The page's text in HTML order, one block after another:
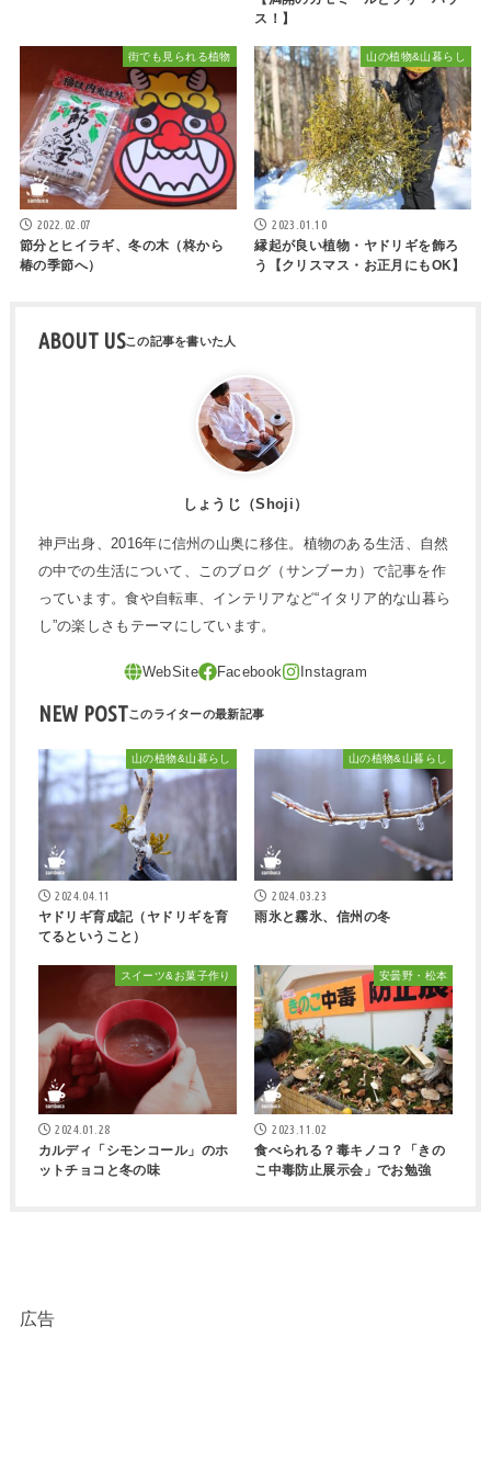
ス！】
街でも見られる植物
2022.02.07
節分とヒイラギ、冬の木（柊から
椿の季節へ）
山の植物&山暮らし
2023.01.10
縁起が良い植物・ヤドリギを飾ろ
う【クリスマス・お正月にもOK】
ABOUT US
しょうじ（Shoji）
神戸出身、2016年に信州の山奥に移住。植物のある生活、自然
の中での生活について、このブログ（サンブーカ）で記事を作
っています。食や自転車、インテリアなど“イタリア的な山暮ら
し”の楽しさもテーマにしています。
NEW POST
山の植物&山暮らし
2024.04.11
ヤドリギ育成記（ヤドリギを育
てるということ）
山の植物&山暮らし
2024.03.23
雨氷と霧氷、信州の冬
スイーツ&お菓子作り
2024.01.28
カルディ「シモンコール」のホ
ットチョコと冬の味
安曇野・松本
2023.11.02
食べられる？毒キノコ？「きの
こ中毒防止展示会」でお勉強
広告